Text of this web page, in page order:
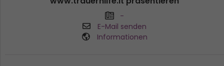
-
E-Mail senden
Informationen